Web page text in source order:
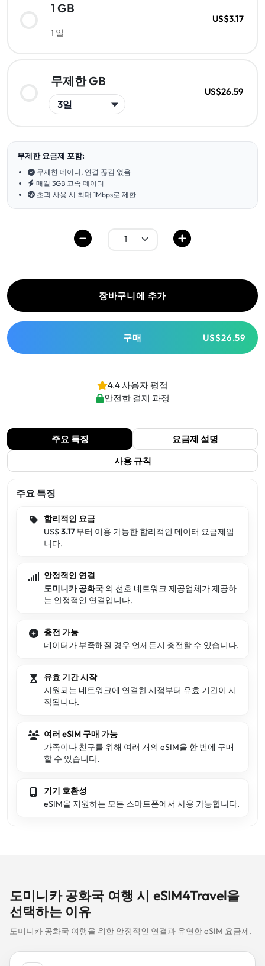
1 GB
1 일
US$3.17
무제한 GB
US$26.59
무제한 요금제 포함:
무제한 데이터, 연결 끊김 없음
매일 3GB 고속 데이터
초과 사용 시 최대 1Mbps로 제한
장바구니에 추가
구매 US$26.59
4.4 사용자 평점
안전한 결제 과정
주요 특징
요금제 설명
사용 규칙
주요 특징
합리적인 요금
US$3.17부터 이용 가능한 합리적인 데이터 요금제입
니다.
안정적인 연결
도미니카 공화국 의 선호 네트워크 제공업체가 제공하
는 안정적인 연결입니다.
충전 가능
데이터가 부족해질 경우 언제든지 충전할 수 있습니다.
유효 기간 시작
지원되는 네트워크에 연결한 시점부터 유효 기간이 시
작됩니다.
여러 eSIM 구매 가능
가족이나 친구를 위해 여러 개의 eSIM을 한 번에 구매
할 수 있습니다.
기기 호환성
eSIM을 지원하는 모든 스마트폰에서 사용 가능합니다.
도미니카 공화국 여행 시 eSIM4Travel을
선택하는 이유
도미니카 공화국 여행을 위한 안정적인 연결과 유연한 eSIM 요금제.